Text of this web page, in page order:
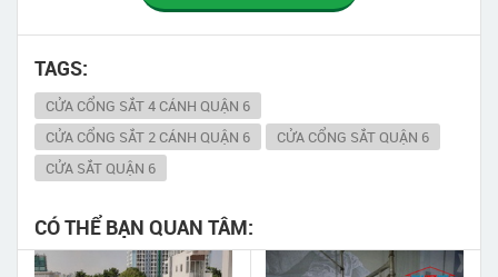
TAGS:
CỬA CỔNG SẮT 4 CÁNH QUẬN 6
CỬA CỔNG SẮT 2 CÁNH QUẬN 6
CỬA CỔNG SẮT QUẬN 6
CỬA SẮT QUẬN 6
CÓ THỂ BẠN QUAN TÂM: